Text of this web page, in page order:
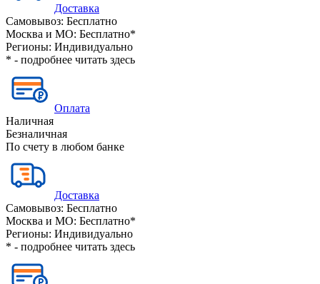
Доставка
Самовывоз: Бесплатно
Москва и МО: Бесплатно*
Регионы: Индивидуально
* - подробнее читать здесь
Оплата
Наличная
Безналичная
По счету в любом банке
Доставка
Самовывоз: Бесплатно
Москва и МО: Бесплатно*
Регионы: Индивидуально
* - подробнее читать здесь